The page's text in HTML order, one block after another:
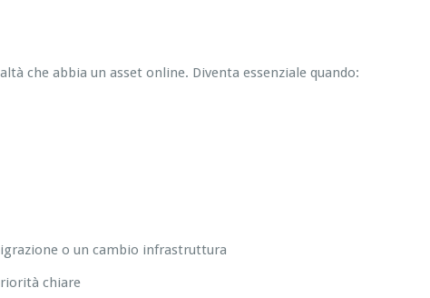
che abbia un asset online. Diventa essenziale quando:
o un cambio infrastruttura
chiare